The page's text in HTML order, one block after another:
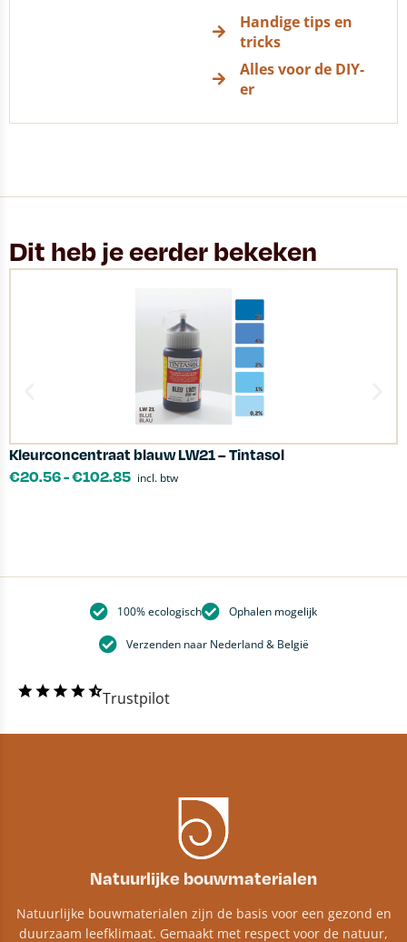
Handige tips en
tricks
Alles voor de DIY-
er
Dit heb je eerder bekeken
Kleurconcentraat blauw LW21 – Tintasol
€20.56-€102.85 incl. btw
100% ecologisch Ophalen mogelijk
Verzenden naar Nederland & België
Trustpilot
Natuurlijke bouwmaterialen
Natuurlijke bouwmaterialen zijn de basis voor een gezond en
duurzaam leefklimaat. Gemaakt met respect voor de natuur,